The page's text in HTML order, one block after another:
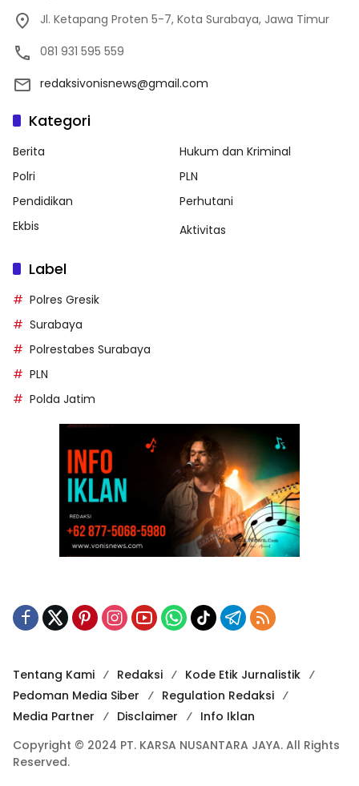
Jl. Ketapang Proten 5-7, Kota Surabaya, Jawa Timur
081 931 595 559
redaksivonisnews@gmail.com
Kategori
Berita
Hukum dan Kriminal
Polri
PLN
Pendidikan
Perhutani
Ekbis
Aktivitas
Label
Polres Gresik
Surabaya
Polrestabes Surabaya
PLN
Polda Jatim
Tentang Kami Redaksi
Kode Etik Jurnalistik
Pedoman Media Siber
Regulation Redaksi
Media Partner
Disclaimer
Info Iklan
Copyright © 2024 PT. KARSA NUSANTARA JAYA. All Rights
Reserved.